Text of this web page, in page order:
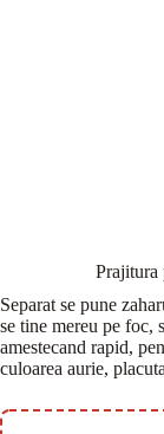
Prajitura
Separat se pune
se tine mereu pe foc,
amestecand rapid,
culoarea aurie,